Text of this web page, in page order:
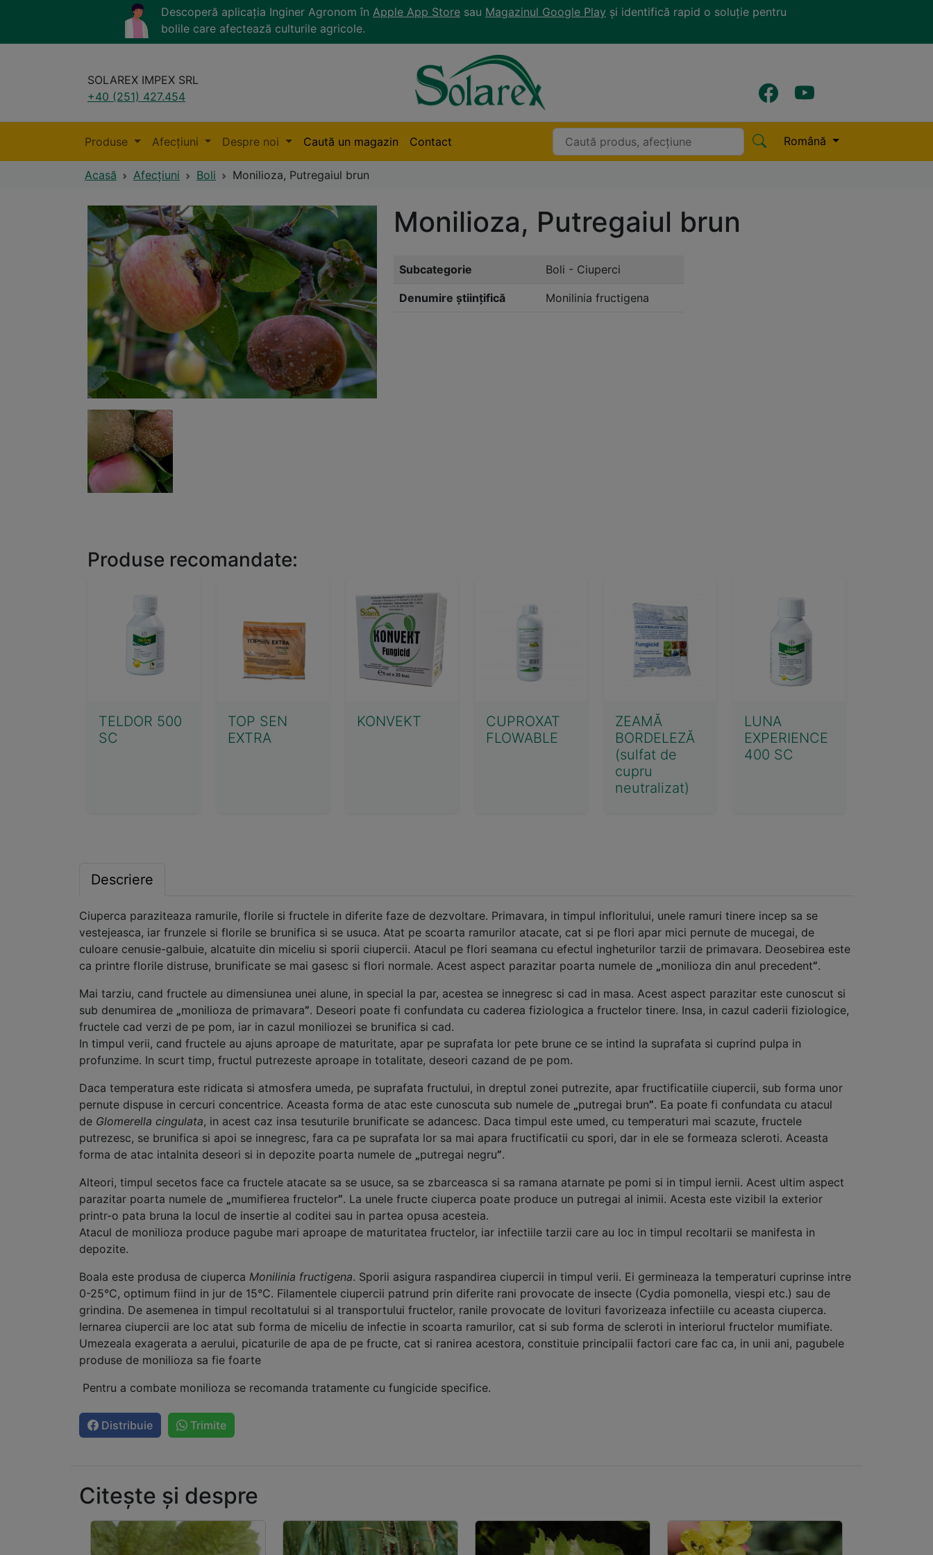
Descoperă aplicația Inginer Agronom în Apple App Store sau Magazinul Google Play și identifică rapid o soluție pentru
bolile care afectează culturile agricole.
SOLAREX IMPEX SRL
+40 (251) 427.454
Produse Afecțiuni Despre noi Caută un magazin Contact Română
Acasă Afecțiuni Boli Monilioza, Putregaiul brun
Monilioza, Putregaiul brun
Subcategorie Boli - Ciuperci
Denumire științifică Monilinia fructigena
Produse recomandate:
TELDOR 500
SC
TOP SEN
EXTRA
KONVEKT
CUPROXAT
FLOWABLE
ZEAMĂ
BORDELEZĂ
(sulfat de
cupru
neutralizat)
LUNA
EXPERIENCE
400 SC
Descriere
Ciuperca paraziteaza ramurile, florile si fructele in diferite faze de dezvoltare. Primavara, in timpul infloritului, unele ramuri tinere incep sa se
vestejeasca, iar frunzele si florile se brunifica si se usuca. Atat pe scoarta ramurilor atacate, cat si pe flori apar mici pernute de mucegai, de
culoare cenusie-galbuie, alcatuite din miceliu si sporii ciupercii. Atacul pe flori seamana cu efectul ingheturilor tarzii de primavara. Deosebirea este
ca printre florile distruse, brunificate se mai gasesc si flori normale. Acest aspect parazitar poarta numele de „monilioza din anul precedent”.
Mai tarziu, cand fructele au dimensiunea unei alune, in special la par, acestea se innegresc si cad in masa. Acest aspect parazitar este cunoscut si
sub denumirea de „monilioza de primavara”. Deseori poate fi confundata cu caderea fiziologica a fructelor tinere. Insa, in cazul caderii fiziologice,
fructele cad verzi de pe pom, iar in cazul moniliozei se brunifica si cad.
In timpul verii, cand fructele au ajuns aproape de maturitate, apar pe suprafata lor pete brune ce se intind la suprafata si cuprind pulpa in
profunzime. In scurt timp, fructul putrezeste aproape in totalitate, deseori cazand de pe pom.
Daca temperatura este ridicata si atmosfera umeda, pe suprafata fructului, in dreptul zonei putrezite, apar fructificatiile ciupercii, sub forma unor
pernute dispuse in cercuri concentrice. Aceasta forma de atac este cunoscuta sub numele de „putregai brun”. Ea poate fi confundata cu atacul
de Glomerella cingulata, in acest caz insa tesuturile brunificate se adancesc. Daca timpul este umed, cu temperaturi mai scazute, fructele
putrezesc, se brunifica si apoi se innegresc, fara ca pe suprafata lor sa mai apara fructificatii cu spori, dar in ele se formeaza scleroti. Aceasta
forma de atac intalnita deseori si in depozite poarta numele de „putregai negru”.
Alteori, timpul secetos face ca fructele atacate sa se usuce, sa se zbarceasca si sa ramana atarnate pe pomi si in timpul iernii. Acest ultim aspect
parazitar poarta numele de „mumifierea fructelor”. La unele fructe ciuperca poate produce un putregai al inimii. Acesta este vizibil la exterior
printr-o pata bruna la locul de insertie al coditei sau in partea opusa acesteia.
Atacul de monilioza produce pagube mari aproape de maturitatea fructelor, iar infectiile tarzii care au loc in timpul recoltarii se manifesta in
depozite.
Boala este produsa de ciuperca Monilinia fructigena. Sporii asigura raspandirea ciupercii in timpul verii. Ei germineaza la temperaturi cuprinse intre
0-25°C, optimum fiind in jur de 15°C. Filamentele ciupercii patrund prin diferite rani provocate de insecte (Cydia pomonella, viespi etc.) sau de
grindina. De asemenea in timpul recoltatului si al transportului fructelor, ranile provocate de lovituri favorizeaza infectiile cu aceasta ciuperca.
Iernarea ciupercii are loc atat sub forma de miceliu de infectie in scoarta ramurilor, cat si sub forma de scleroti in interiorul fructelor mumifiate.
Umezeala exagerata a aerului, picaturile de apa de pe fructe, cat si ranirea acestora, constituie principalii factori care fac ca, in unii ani, pagubele
produse de monilioza sa fie foarte
Pentru a combate monilioza se recomanda tratamente cu fungicide specifice.
Distribuie Trimite
Citește și despre